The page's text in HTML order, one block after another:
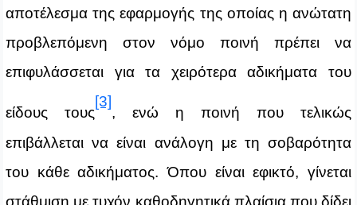
αποτέλεσμα της εφαρμογής της οποίας η ανώτατη
προβλεπόμενη στον νόμο ποινή πρέπει να
επιφυλάσσεται για τα χειρότερα αδικήματα του
είδους τους
[3]
, ενώ η ποινή που τελικώς
επιβάλλεται να είναι ανάλογη με τη σοβαρότητα
του κάθε αδικήματος. Όπου είναι εφικτό, γίνεται
στάθμιση με τυχόν καθοδηγητικά πλαίσια που δίδει